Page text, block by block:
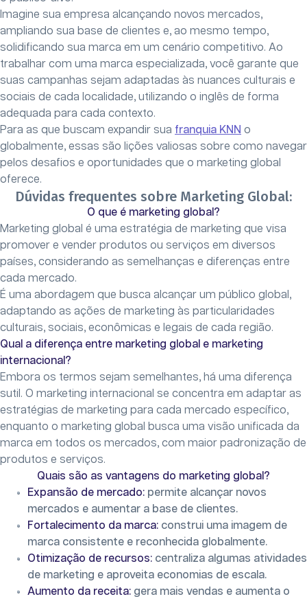
Imagine sua empresa alcançando novos mercados,
ampliando sua base de clientes e, ao mesmo tempo,
solidificando sua marca em um cenário competitivo. Ao
trabalhar com uma marca especializada, você garante que
suas campanhas sejam adaptadas às nuances culturais e
sociais de cada localidade, utilizando o inglês de forma
adequada para cada contexto.
Para as que buscam expandir sua franquia KNN o
globalmente, essas são lições valiosas sobre como navegar
pelos desafios e oportunidades que o marketing global
oferece.
Dúvidas frequentes sobre Marketing Global:
O que é marketing global?
Marketing global é uma estratégia de marketing que visa
promover e vender produtos ou serviços em diversos
países, considerando as semelhanças e diferenças entre
cada mercado.
É uma abordagem que busca alcançar um público global,
adaptando as ações de marketing às particularidades
culturais, sociais, econômicas e legais de cada região.
Qual a diferença entre marketing global e marketing
internacional?
Embora os termos sejam semelhantes, há uma diferença
sutil. O marketing internacional se concentra em adaptar as
estratégias de marketing para cada mercado específico,
enquanto o marketing global busca uma visão unificada da
marca em todos os mercados, com maior padronização de
produtos e serviços.
Quais são as vantagens do marketing global?
Expansão de mercado: permite alcançar novos
mercados e aumentar a base de clientes.
Fortalecimento da marca: construi uma imagem de
marca consistente e reconhecida globalmente.
Otimização de recursos: centraliza algumas atividades
de marketing e aproveita economias de escala.
Aumento da receita: gera mais vendas e aumenta o